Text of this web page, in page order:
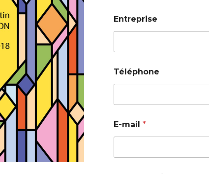
Entreprise
Téléphone
E-mail *